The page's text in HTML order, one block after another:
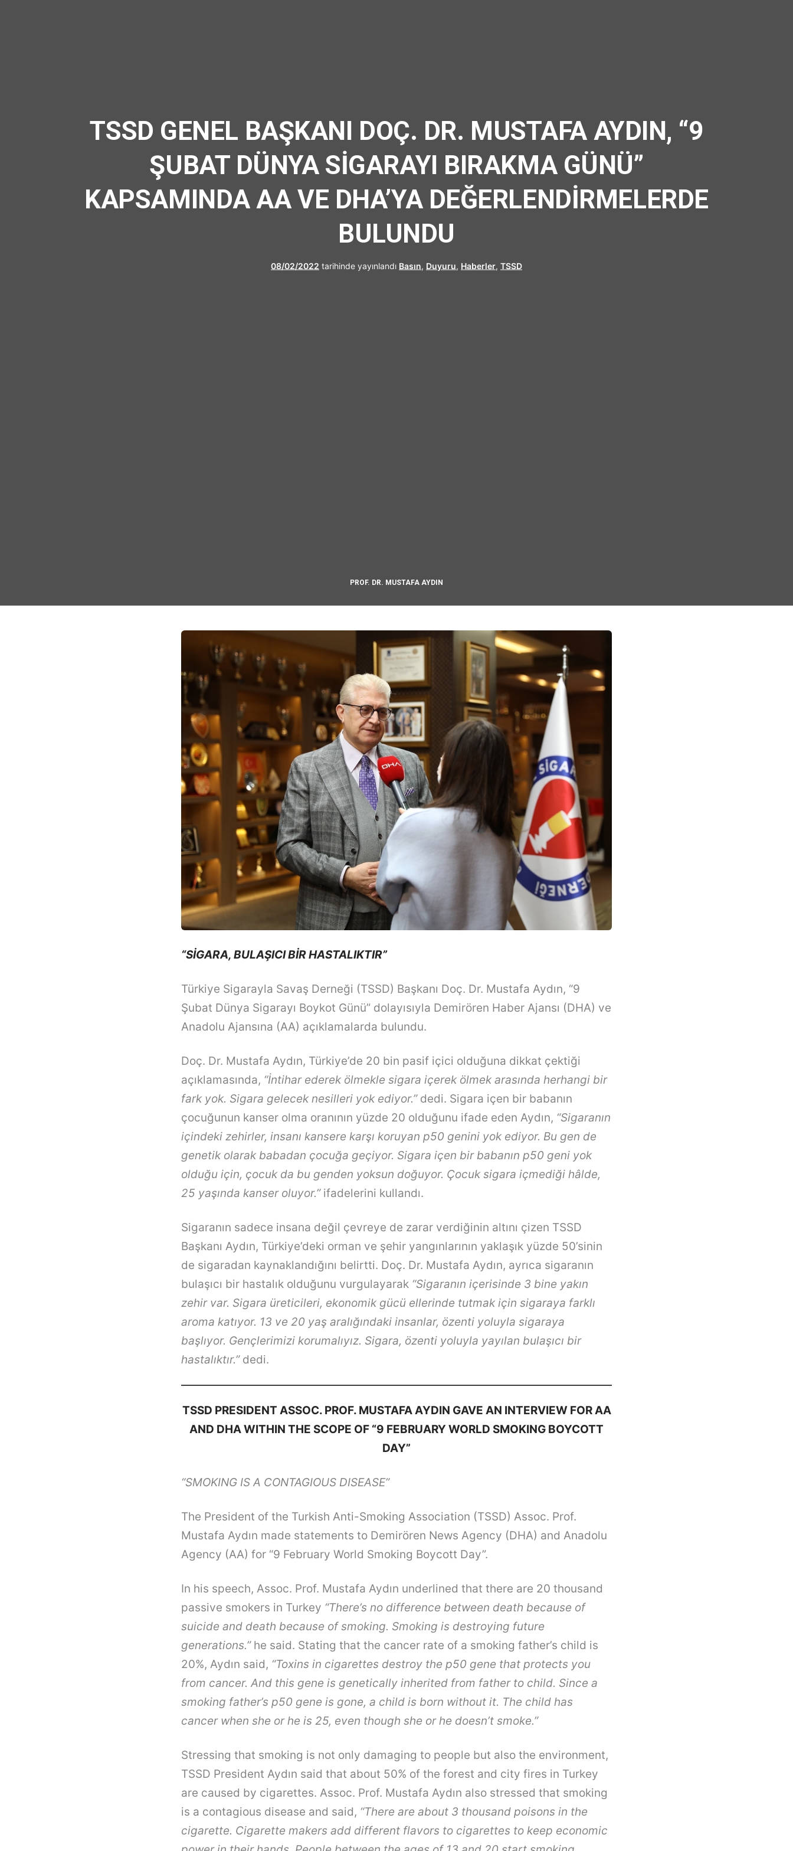
TSSD GENEL BAŞKANI DOÇ. DR. MUSTAFA AYDIN, “9
ŞUBAT DÜNYA SİGARAYI BIRAKMA GÜNÜ”
KAPSAMINDA AA VE DHA’YA DEĞERLENDİRMELERDE
BULUNDU
08/02/2022 tarihinde yayınlandı Basın, Duyuru, Haberler, TSSD
PROF. DR. MUSTAFA AYDIN
“SİGARA, BULAŞICI BİR HASTALIKTIR”
Türkiye Sigarayla Savaş Derneği (TSSD) Başkanı Doç. Dr. Mustafa Aydın, “9
Şubat Dünya Sigarayı Boykot Günü” dolayısıyla Demirören Haber Ajansı (DHA) ve
Anadolu Ajansına (AA) açıklamalarda bulundu.
Doç. Dr. Mustafa Aydın, Türkiye’de 20 bin pasif içici olduğuna dikkat çektiği
açıklamasında, “İntihar ederek ölmekle sigara içerek ölmek arasında herhangi bir
fark yok. Sigara gelecek nesilleri yok ediyor.”dedi. Sigara içen bir babanın
çocuğunun kanser olma oranının yüzde 20 olduğunu ifade eden Aydın, “Sigaranın
içindeki zehirler, insanı kansere karşı koruyan p50 genini yok ediyor. Bu gen de
genetik olarak babadan çocuğa geçiyor. Sigara içen bir babanın p50 geni yok
olduğu için, çocuk da bu genden yoksun doğuyor. Çocuk sigara içmediği hâlde,
25 yaşında kanser oluyor.”ifadelerini kullandı.
Sigaranın sadece insana değil çevreye de zarar verdiğinin altını çizen TSSD
Başkanı Aydın, Türkiye’deki orman ve şehir yangınlarının yaklaşık yüzde 50’sinin
de sigaradan kaynaklandığını belirtti. Doç. Dr. Mustafa Aydın, ayrıca sigaranın
bulaşıcı bir hastalık olduğunu vurgulayarak “Sigaranın içerisinde 3 bine yakın
zehir var. Sigara üreticileri, ekonomik gücü ellerinde tutmak için sigaraya farklı
aroma katıyor. 13 ve 20 yaş aralığındaki insanlar, özenti yoluyla sigaraya
başlıyor. Gençlerimizi korumalıyız. Sigara, özenti yoluyla yayılan bulaşıcı bir
hastalıktır.” dedi.
TSSD PRESIDENT ASSOC. PROF. MUSTAFA AYDIN GAVE AN INTERVIEW FOR AA
AND DHA WITHIN THE SCOPE OF “9 FEBRUARY WORLD SMOKING BOYCOTT
DAY”
“SMOKING IS A CONTAGIOUS DISEASE”
The President of the Turkish Anti-Smoking Association (TSSD) Assoc. Prof.
Mustafa Aydın made statements to Demirören News Agency (DHA) and Anadolu
Agency (AA) for “9 February World Smoking Boycott Day”.
In his speech, Assoc. Prof. Mustafa Aydın underlined that there are 20 thousand
passive smokers in Turkey “There’s no difference between death because of
suicide and death because of smoking. Smoking is destroying future
generations.”he said. Stating that the cancer rate of a smoking father’s child is
20%, Aydın said, “Toxins in cigarettes destroy the p50 gene that protects you
from cancer. And this gene is genetically inherited from father to child. Since a
smoking father’s p50 gene is gone, a child is born without it. The child has
cancer when she or he is 25, even though she or he doesn’t smoke.”
Stressing that smoking is not only damaging to people but also the environment,
TSSD President Aydın said that about 50% of the forest and city fires in Turkey
are caused by cigarettes. Assoc. Prof. Mustafa Aydın also stressed that smoking
is a contagious disease and said, “There are about 3 thousand poisons in the
cigarette. Cigarette makers add different flavors to cigarettes to keep economic